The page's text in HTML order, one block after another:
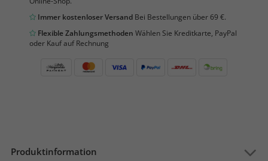
Immer kostenloser Versand Bei Bestellungen über 69 €.
Flexible Zahlungsmethoden Wählen Sie Kreditkarte, PayPal
oder Kauf auf Rechnung
Produktinformation